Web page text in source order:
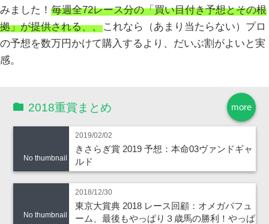
みました！ 毎週全72レース分の「買い目付き予想とその根
拠」が提供される、、これなら（あまり当たらない）プロ
の予想を数万円かけて購入するより、だいぶ割がよいと実
感。
more
2018重賞まとめ
No thumbnail
2019/02/02
きさらぎ賞 2019 予想：本命03ヴァンドギャ
ルド
No thumbnail
2018/12/30
東京大賞典 2018 レース回顧：オメガパフュ
ーム、最後もやっぱり３歳馬の勝利！やっぱ